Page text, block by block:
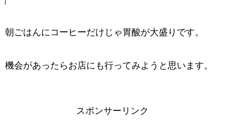
朝ごはんにコーヒーだけじゃ胃酸が大盛りです。
機会があったらお店にも行ってみようと思います。
スポンサーリンク